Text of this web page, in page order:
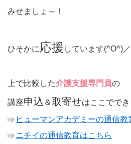
みせましょ～！
ひそかに 応援 しています(^O^)／
上で比較した介護支援専門員の
講座申込 ＆取寄せはここででき
ヒューマンアカデミーの通信教
ニチイの通信教育はこちら